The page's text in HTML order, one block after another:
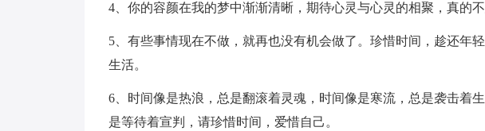
4、你的容颜在我的梦中渐渐清晰，期待心灵与心灵的相聚，真的不
5、有些事情现在不做，就再也没有机会做了。珍惜时间，趁还年
生活。
6、时间像是热浪，总是翻滚着灵魂，时间像是寒流，总是袭击着
是等待着宣判，请珍惜时间，爱惜自己。